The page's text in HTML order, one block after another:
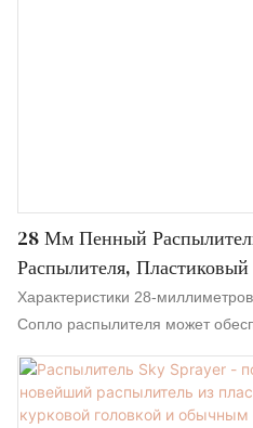
28 Мм Пенный
Распылителя,
Оптовая Продажа
Характеристики 28-
Сопло распылителя может
функций — все зависит от
Выход курка составляет от 0,8